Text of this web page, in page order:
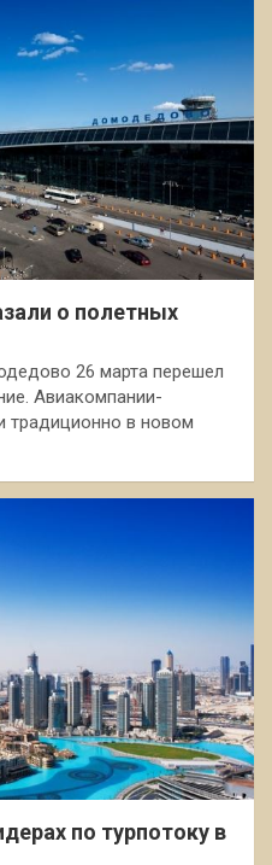
о полетных
26 марта перешел
Авиакомпании-
традиционно в новом
по турпотоку в